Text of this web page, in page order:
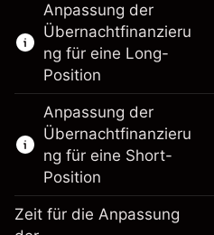
über CFDs und Knock-
Erfahren Sie mehr über:
CFDs
Knock-outs
Anpassung der
Übernachtfinanzieru
ng für eine Long-
Position
Anpassung der
Übernachtfinanzieru
ng für eine Short-
Position
Zeit für die Anpassung